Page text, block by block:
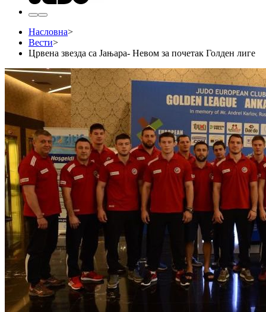
Насловна>
Вести>
Црвена звезда са Јањара- Невом за почетак Голден лиге